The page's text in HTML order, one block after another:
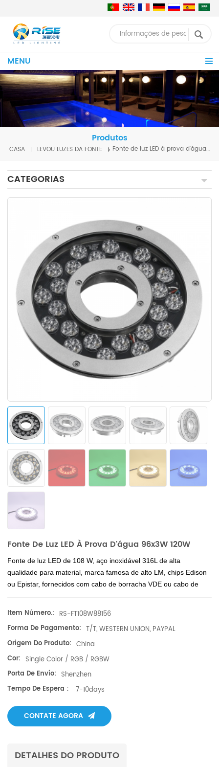
MENU
Produtos
CASA LEVOU LUZES DA FONTE Fonte de luz LED à prova d'água 96x3W 120W
CATEGORIAS
Fonte De Luz LED À Prova D'água 96x3W 120W
Fonte de luz LED de 108 W, aço inoxidável 316L de alta
qualidade para material, marca famosa de alto LM, chips Edison
ou Epistar, fornecidos com cabo de borracha VDE ou cabo de
Item Número.: RS-FT108W88156
Forma De Pagamento: T/T, WESTERN UNION, PAYPAL
Origem Do Produto: China
Cor: Single Color / RGB / RGBW
Porta De Envio: Shenzhen
Tempo De Espera：
7-10days
CONTATE AGORA
DETALHES DO PRODUTO